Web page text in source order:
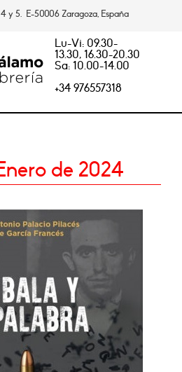
4 y 5. E-50006 Zaragoza, España
Lu-Vi: 09.30-
13.30, 16.30-20.30
Sa: 10.00-14.00
+34 976557318
de 2024